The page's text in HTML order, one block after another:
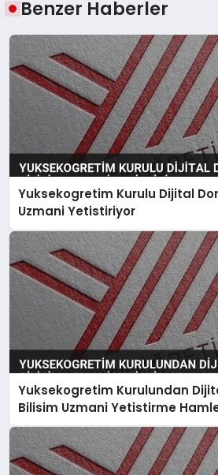
Benzer Haberler
Yuksekogretim Kurulu Dijital
Uzmani Yetistiriyor
Yuksekogretim Kurulundan
Bilisim Uzmani Yetistirme